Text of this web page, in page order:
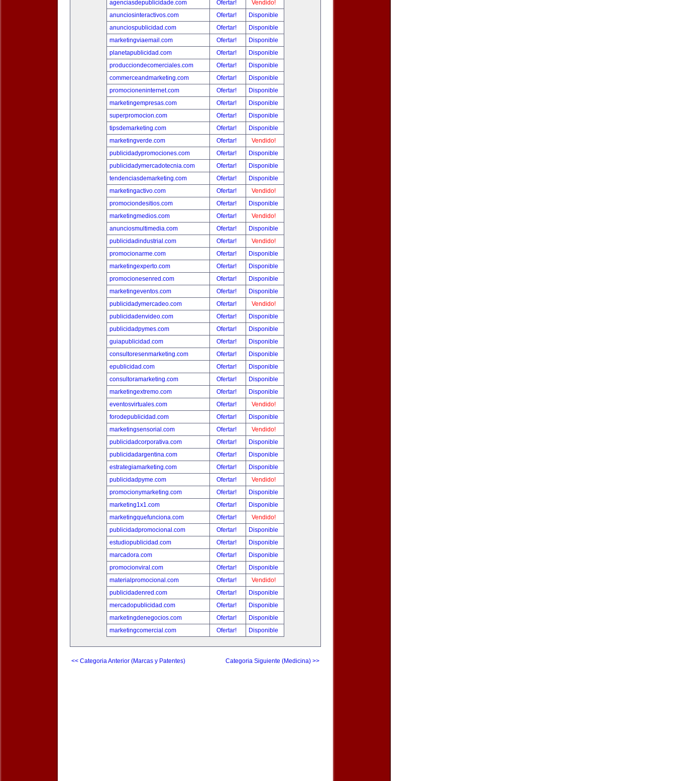
agenciasdepublicidade.com
Ofertar!
Vendido!
anunciosinteractivos.com
Ofertar!
Disponible
anunciospublicidad.com
Ofertar!
Disponible
marketingviaemail.com
Ofertar!
Disponible
planetapublicidad.com
Ofertar!
Disponible
producciondecomerciales.com
Ofertar!
Disponible
commerceandmarketing.com
Ofertar!
Disponible
promocioneninternet.com
Ofertar!
Disponible
marketingempresas.com
Ofertar!
Disponible
superpromocion.com
Ofertar!
Disponible
tipsdemarketing.com
Ofertar!
Disponible
marketingverde.com
Ofertar!
Vendido!
publicidadypromociones.com
Ofertar!
Disponible
publicidadymercadotecnia.com
Ofertar!
Disponible
tendenciasdemarketing.com
Ofertar!
Disponible
marketingactivo.com
Ofertar!
Vendido!
promociondesitios.com
Ofertar!
Disponible
marketingmedios.com
Ofertar!
Vendido!
anunciosmultimedia.com
Ofertar!
Disponible
publicidadindustrial.com
Ofertar!
Vendido!
promocionarme.com
Ofertar!
Disponible
marketingexperto.com
Ofertar!
Disponible
promocionesenred.com
Ofertar!
Disponible
marketingeventos.com
Ofertar!
Disponible
publicidadymercadeo.com
Ofertar!
Vendido!
publicidadenvideo.com
Ofertar!
Disponible
publicidadpymes.com
Ofertar!
Disponible
guiapublicidad.com
Ofertar!
Disponible
consultoresenmarketing.com
Ofertar!
Disponible
epublicidad.com
Ofertar!
Disponible
consultoramarketing.com
Ofertar!
Disponible
marketingextremo.com
Ofertar!
Disponible
eventosvirtuales.com
Ofertar!
Vendido!
forodepublicidad.com
Ofertar!
Disponible
marketingsensorial.com
Ofertar!
Vendido!
publicidadcorporativa.com
Ofertar!
Disponible
publicidadargentina.com
Ofertar!
Disponible
estrategiamarketing.com
Ofertar!
Disponible
publicidadpyme.com
Ofertar!
Vendido!
promocionymarketing.com
Ofertar!
Disponible
marketing1x1.com
Ofertar!
Disponible
marketingquefunciona.com
Ofertar!
Vendido!
publicidadpromocional.com
Ofertar!
Disponible
estudiopublicidad.com
Ofertar!
Disponible
marcadora.com
Ofertar!
Disponible
promocionviral.com
Ofertar!
Disponible
materialpromocional.com
Ofertar!
Vendido!
publicidadenred.com
Ofertar!
Disponible
mercadopublicidad.com
Ofertar!
Disponible
marketingdenegocios.com
Ofertar!
Disponible
marketingcomercial.com
Ofertar! Disponible
<< Categoria Anterior (Marcas y Patentes) Categoria Siguiente (Medicina) >>